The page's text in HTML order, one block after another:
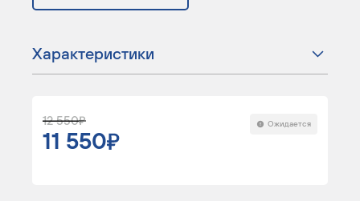
Характеристики
12 550
11 550
Ожидается